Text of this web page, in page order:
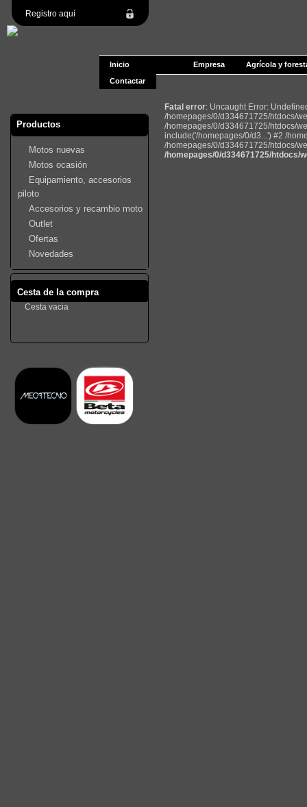
Registro aquí
Inicio Empresa
Agrícola y
Contactar
Productos
Motos nuevas
Motos ocasión
Equipamiento, accesorios
piloto
Accesorios y recambio moto
Outlet
Ofertas
Novedades
Cesta de la compra
Cesta vacia
Fatal error: Uncaught Error:
/homepages/0/d334671725/htdocs/
/homepages/0/d334671725/htdocs/
include('/homepages/0/d3...') #2 /
/homepages/0/d334671725/htdocs/
/homepages/0/d334671725/htdocs/